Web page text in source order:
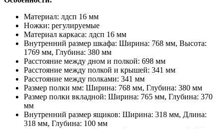
Материал: лдсп 16 мм
Ножки: регулируемые
Материал каркаса: лдсп 16 мм
Внутренний размер шкафа: Ширина: 768 мм, Высота:
1769 мм, Глубина: 380 мм
Расстояние между дном и полкой: 698 мм
Расстояние между полкой и крышей: 341 мм
Расстояние между полками: 341 мм
Размер полки мм: Ширина: 768 мм, Глубина: 380 мм
Размер полки вкладной: Ширина: 765 мм, Глубина: 370
мм
Внутренний размер ящиков: Ширина: 318 мм, Длина:
318 мм, Глубина: 100 мм